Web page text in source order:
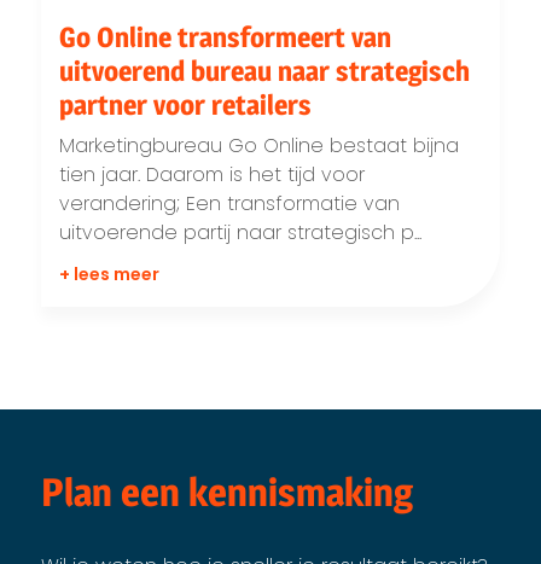
Go Online transformeert van
uitvoerend bureau naar strategisch
partner voor retailers
Marketingbureau Go Online bestaat bijna
tien jaar. Daarom is het tijd voor
verandering; Een transformatie van
uitvoerende partij naar strategisch p...
+ lees meer
Plan een kennismaking